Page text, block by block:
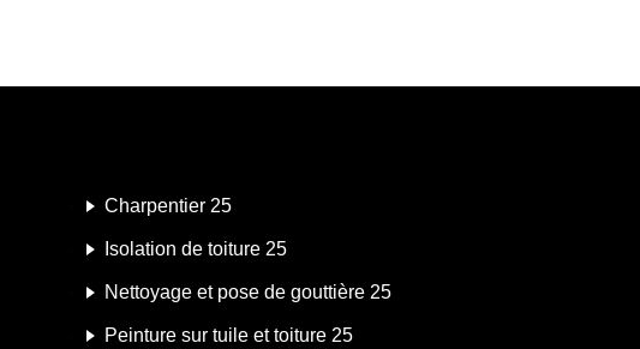
Charpentier 25
Isolation de toiture 25
Nettoyage et pose de gouttière 25
Peinture sur tuile et toiture 25